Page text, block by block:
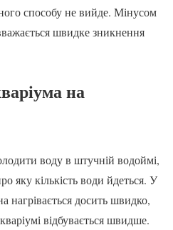
способу не вийде. Мінусом
швидке зникнення
на
воду в штучній водоймі,
яку кількість води йдеться. У
нагрівається досить швидко,
відбувається швидше.